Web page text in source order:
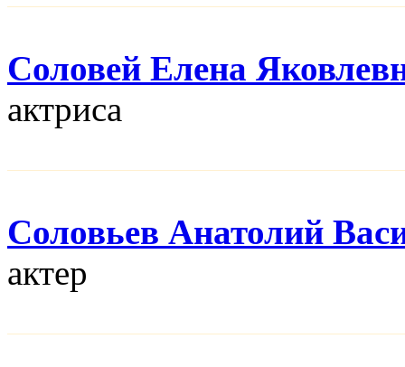
Соловей Елена
актриса
Соловьев Анатолий
актер